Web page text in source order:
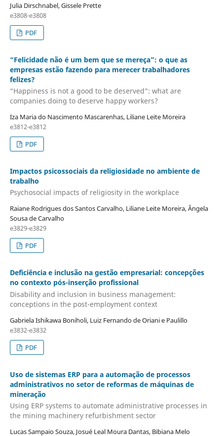
Julia Dirschnabel, Gissele Prette
e3808-e3808
PDF
“Felicidade não é um bem que se mereça”: o que as
empresas estão fazendo para merecer trabalhadores
felizes?
“Happiness is not a good to be deserved”: what are
companies doing to deserve happy workers?
Iza Maria do Nascimento Mascarenhas, Liliane Leite Moreira
e3812-e3812
PDF
Impactos psicossociais da religiosidade no ambiente de
trabalho
Psychosocial impacts of religiosity in the workplace
Raiane Rodrigues dos Santos Carvalho, Liliane Leite Moreira, Ângela
Sousa de Carvalho
e3829-e3829
PDF
Deficiência e inclusão na gestão empresarial: concepções
no contexto pós-inserção profissional
Disability and inclusion in business management:
conceptions in the post-employment context
Gabriela Ishikawa Boniholi, Luiz Fernando de Oriani e Paulillo
e3832-e3832
PDF
Uso de sistemas ERP para a automação de processos
administrativos no setor de reformas de máquinas de
mineração
Using ERP systems to automate administrative processes in
the mining machinery refurbishment sector
Lucas Sampaio Souza, Josué Leal Moura Dantas, Bibiana Melo